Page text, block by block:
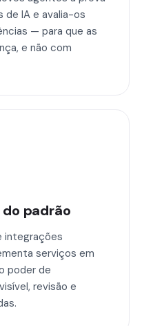
IA e avalia-os
— para que as
e não com
padrão
integrações
serviços em
poder de
revisão e